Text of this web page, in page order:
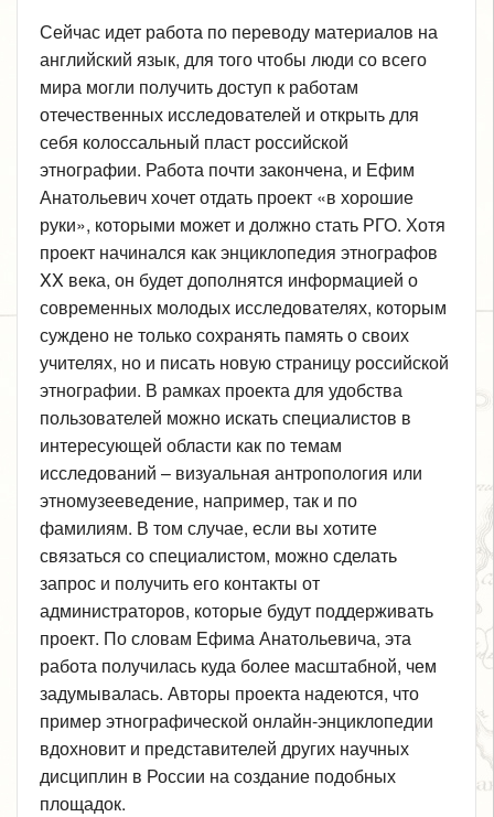
Сейчас идет работа по переводу материалов на
английский язык, для того чтобы люди со всего
мира могли получить доступ к работам
отечественных исследователей и открыть для
себя колоссальный пласт российской
этнографии. Работа почти закончена, и Ефим
Анатольевич хочет отдать проект «в хорошие
руки», которыми может и должно стать РГО. Хотя
проект начинался как энциклопедия этнографов
XX века, он будет дополнятся информацией о
современных молодых исследователях, которым
суждено не только сохранять память о своих
учителях, но и писать новую страницу российской
этнографии. В рамках проекта для удобства
пользователей можно искать специалистов в
интересующей области как по темам
исследований – визуальная антропология или
этномузееведение, например, так и по
фамилиям. В том случае, если вы хотите
связаться со специалистом, можно сделать
запрос и получить его контакты от
администраторов, которые будут поддерживать
проект. По словам Ефима Анатольевича, эта
работа получилась куда более масштабной, чем
задумывалась. Авторы проекта надеются, что
пример этнографической онлайн-энциклопедии
вдохновит и представителей других научных
дисциплин в России на создание подобных
площадок.